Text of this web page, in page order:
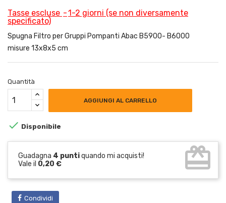
Tasse escluse
1-2 giorni (se non diversamente
specificato)
Spugna Filtro per Gruppi Pompanti Abac B5900- B6000
misure 13x8x5 cm
Quantità
AGGIUNGI AL CARRELLO
 Disponibile
Guadagna 4 puntiquando mi acquisti!
Vale il 0,20 € card_giftcard
Condividi